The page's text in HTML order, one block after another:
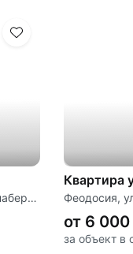
Феодосия, ул. Черноморская набережная, д. 1 «К»
Квартира
от 6
за объект в